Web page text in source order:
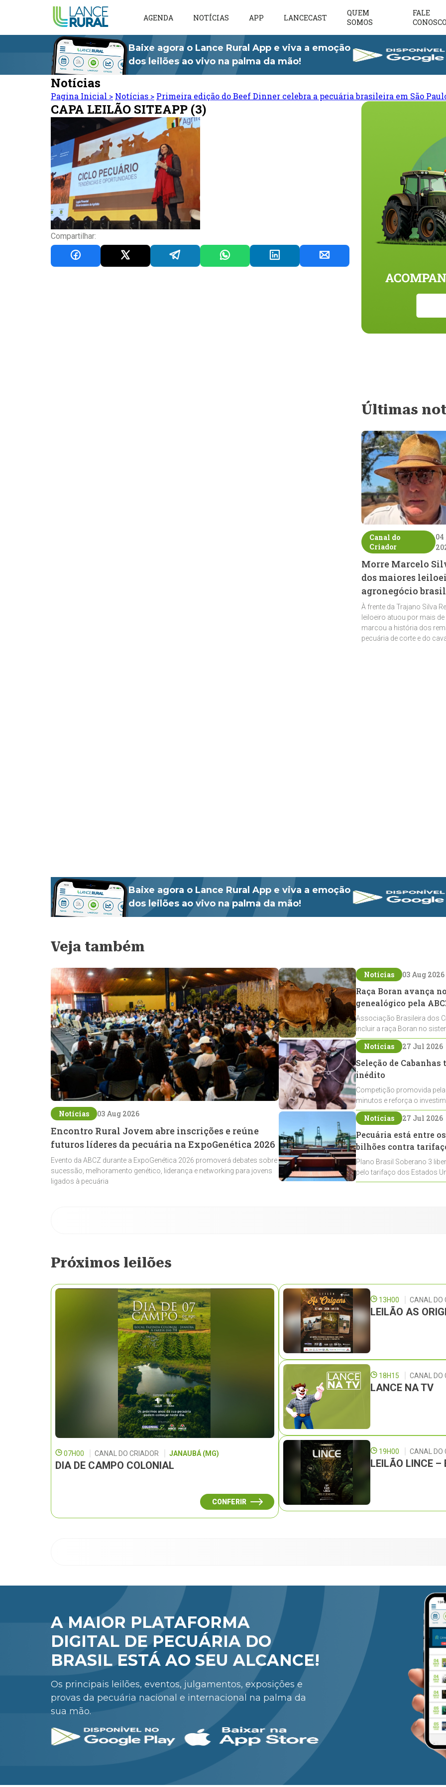
AGENDA NOTÍCIAS APP LANCECAST
QUEM
SOMOS
FALE
CONOSCO
Baixe agora o Lance Rural App e viva a emoção
dos leilões ao vivo na palma da mão!
Notícias
Pagina Inicial > Notícias > Primeira edição do Beef Dinner celebra a pecuária brasileira em São
CAPA LEILÃO SITEAPP (3)
Compartilhar:
Últimas
Canal do
Criador
04
Morre Marcelo
dos maiores
agronegócio
À frente da Trajano Silva
leiloeiro atuou por mais
marcou a história dos
pecuária de corte e do
Baixe agora o Lance Rural App e viva a emoção
dos leilões ao vivo na palma da mão!
Veja também
Notícias 03 Aug 2026
Encontro Rural Jovem abre inscrições e reúne
futuros líderes da pecuária na ExpoGenética 2026
Evento da ABCZ durante a ExpoGenética 2026 promoverá debates sobre
sucessão, melhoramento genético, liderança e networking para jovens
ligados à pecuária
Notícias 03 Aug 2026
Raça Boran avança
genealógico pela
Associação Brasileira dos
incluir a raça Boran no
expansão na pecuária
Notícias 27 Jul 2026
Seleção de
inédito
Competição promovida
minutos e reforça o
Crioulos voltados ao laço
Notícias 27 Jul 2026
Pecuária está entre
bilhões contra
Plano Brasil Soberano 3
pelo tarifaço dos Estados
contemplados
Próximos leilões
07H00 CANAL DO CRIADOR JANAUBÁ (MG)
DIA DE CAMPO COLONIAL
CONFERIR
13H00 CANAL DO
LEILÃO AS
18H15 CANAL DO
LANCE NA TV
19H00 CANAL DO
LEILÃO LINCE –
A MAIOR PLATAFORMA
DIGITAL DE PECUÁRIA DO
BRASIL ESTÁ AO SEU ALCANCE!
Os principais leilões, eventos, julgamentos, exposições e
provas da pecuária nacional e internacional na palma da
sua mão.